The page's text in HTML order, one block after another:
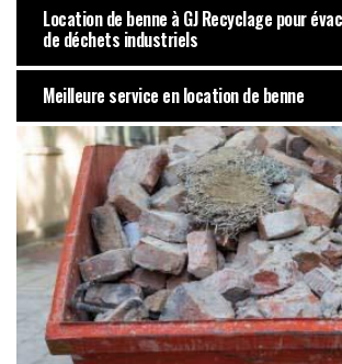
Location de benne à GJ Recyclage pour
de déchets industriels
Meilleure service en location de benne